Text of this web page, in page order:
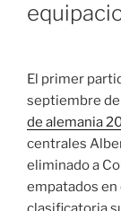
El primer
septiembre de
de alemania
centrales
eliminado a
empatados en